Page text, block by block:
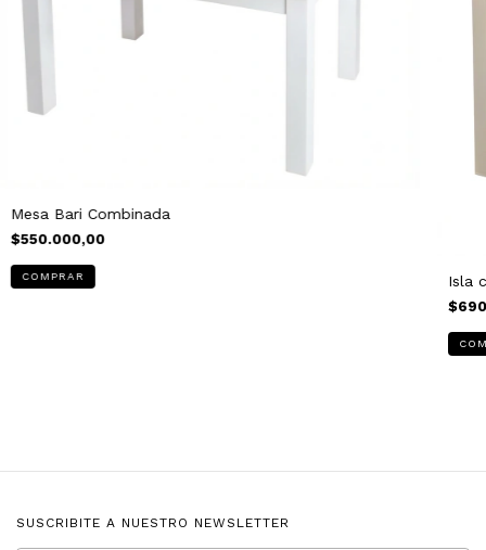
Mesa Bari Combinada
$550.000,00
Isla
SUSCRIBITE A NUESTRO NEWSLETTER